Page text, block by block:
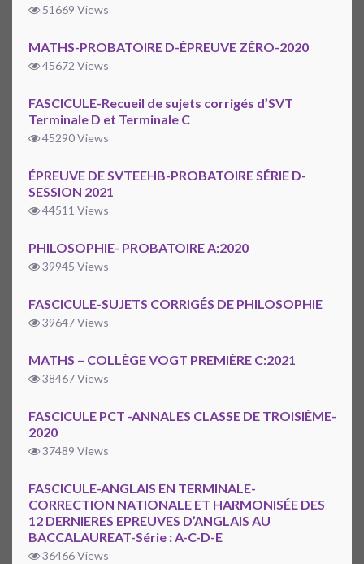
51669 Views
MATHS-PROBATOIRE D-ÉPREUVE ZÉRO-2020
45672 Views
FASCICULE-Recueil de sujets corrigés d’SVT
Terminale D et Terminale C
45290 Views
ÉPREUVE DE SVTEEHB-PROBATOIRE SÉRIE D-
SESSION 2021
44511 Views
PHILOSOPHIE- PROBATOIRE A:2020
39945 Views
FASCICULE-SUJETS CORRIGÉS DE PHILOSOPHIE
39647 Views
MATHS – COLLÈGE VOGT PREMIÈRE C:2021
38467 Views
FASCICULE PCT -ANNALES CLASSE DE TROISIÈME-
2020
37489 Views
FASCICULE-ANGLAIS EN TERMINALE-
CORRECTION NATIONALE ET HARMONISÉE DES
12 DERNIERES EPREUVES D’ANGLAIS AU
BACCALAUREAT-Série : A-C-D-E
36466 Views